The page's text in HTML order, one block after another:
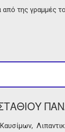
από της γραμμές